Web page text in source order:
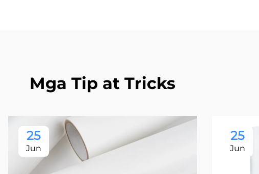
Mga Tip at Tricks
25
Jun
25
Jun